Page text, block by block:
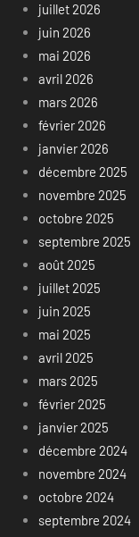
juillet 2026
juin 2026
mai 2026
avril 2026
mars 2026
février 2026
janvier 2026
décembre 2025
novembre 2025
octobre 2025
septembre 2025
août 2025
juillet 2025
juin 2025
mai 2025
avril 2025
mars 2025
février 2025
janvier 2025
décembre 2024
novembre 2024
octobre 2024
septembre 2024